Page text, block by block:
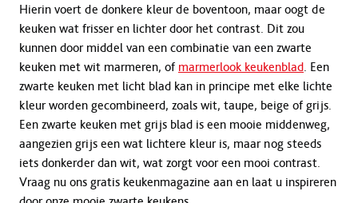
Hierin voert de donkere kleur de boventoon, maar oogt de
keuken wat frisser en lichter door het contrast. Dit zou
kunnen door middel van een combinatie van een zwarte
keuken met wit marmeren, of marmerlook keukenblad . Een
zwarte keuken met licht blad kan in principe met elke lichte
kleur worden gecombineerd, zoals wit, taupe, beige of grijs.
Een zwarte keuken met grijs blad is een mooie middenweg,
aangezien grijs een wat lichtere kleur is, maar nog steeds
iets donkerder dan wit, wat zorgt voor een mooi contrast.
Vraag nu ons gratis keukenmagazine aan en laat u inspireren